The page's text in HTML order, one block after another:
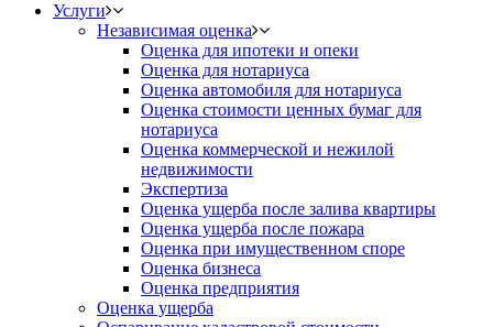
Услуги
Независимая оценка
Оценка для ипотеки и опеки
Оценка для нотариуса
Оценка автомобиля для нотариуса
Оценка стоимости ценных бумаг для
нотариуса
Оценка коммерческой и нежилой
недвижимости
Экспертиза
Оценка ущерба после залива квартиры
Оценка ущерба после пожара
Оценка при имущественном споре
Оценка бизнеса
Оценка предприятия
Оценка ущерба